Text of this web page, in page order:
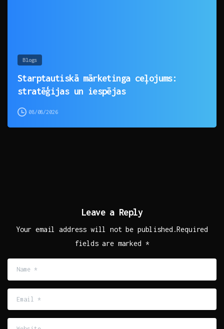
Blogs
Starptautiskā mārketinga ceļojums:
stratēģijas un iespējas
08/08/2026
Leave a Reply
Your email address will not be published.Required
fields are marked *
*
Website